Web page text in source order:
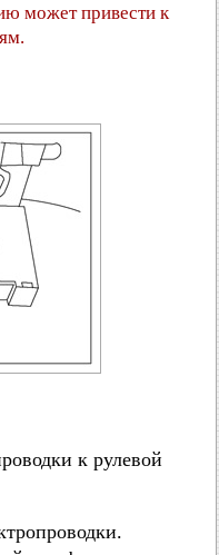
может привести к
к рулевой